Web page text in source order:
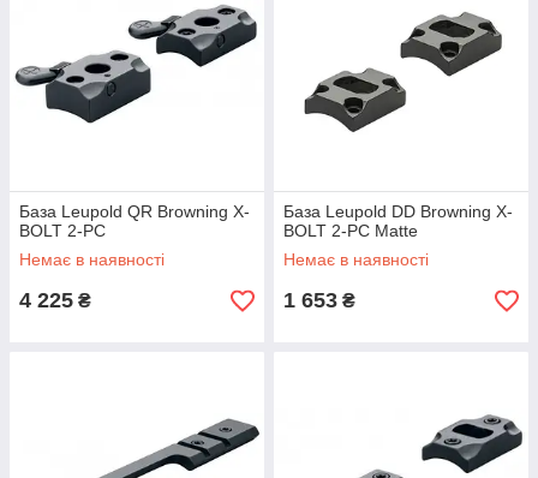
База Leupold QR Browning X-
BOLT 2-PC
Немає в наявності
4 225 ₴
База Leupold DD Browning X-
BOLT 2-PC Matte
Немає в наявності
1 653 ₴